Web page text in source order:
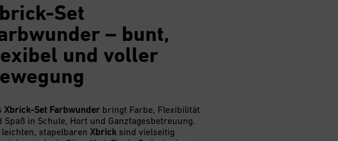
Set
– bunt,
und voller
Xbrick-Set Farbwunder bringt Farbe, Flexibilität
Spaß in Schule, Hort und Ganztagesbetreuung.
leichten, stapelbaren Xbrick sind vielseitig